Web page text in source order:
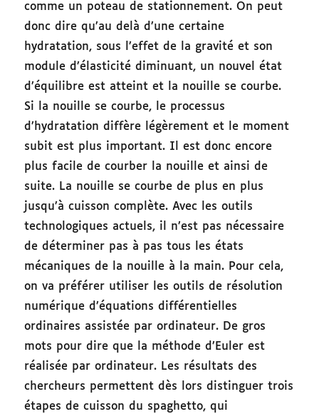
comme un poteau de stationnement. On peut
donc dire qu’au delà d’une certaine
hydratation, sous l’effet de la gravité et son
module d’élasticité diminuant, un nouvel état
d’équilibre est atteint et la nouille se courbe.
Si la nouille se courbe, le processus
d’hydratation diffère légèrement et le moment
subit est plus important. Il est donc encore
plus facile de courber la nouille et ainsi de
suite. La nouille se courbe de plus en plus
jusqu’à cuisson complète. Avec les outils
technologiques actuels, il n’est pas nécessaire
de déterminer pas à pas tous les états
mécaniques de la nouille à la main. Pour cela,
on va préférer utiliser les outils de résolution
numérique d’équations différentielles
ordinaires assistée par ordinateur. De gros
mots pour dire que la méthode d’Euler est
réalisée par ordinateur. Les résultats des
chercheurs permettent dès lors distinguer trois
étapes de cuisson du spaghetto, qui